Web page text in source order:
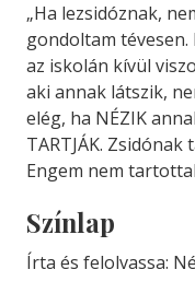
„Ha lezsidóznak,
gondoltam
az iskolán kívül
aki annak látszik,
elég, ha NÉZIK
TARTJÁK.
Engem nem
Színlap
Írta és felolvassa: